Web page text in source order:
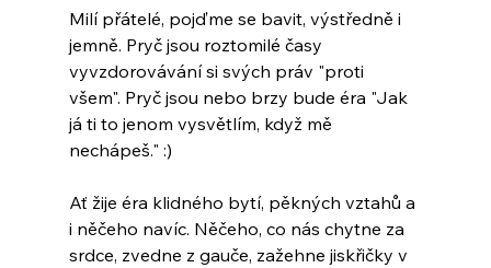
Milí přátelé, pojďme se bavit, výstředně i
jemně. Pryč jsou roztomilé časy
vyvzdorovávání si svých práv "proti
všem". Pryč jsou nebo brzy bude éra "Jak
já ti to jenom vysvětlím, když mě
nechápeš." :)
Ať žije éra klidného bytí, pěkných vztahů a
i něčeho navíc. Něčeho, co nás chytne za
srdce, zvedne z gauče, zažehne jiskřičky v